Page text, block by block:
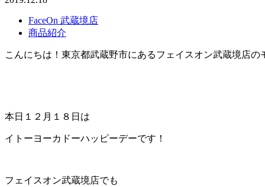
FaceOn 武蔵境店
商品紹介
こんにちは！東京都武蔵野市にあるフェイスオン武蔵境店の
本日１２月１８日は
イトーヨーカドーハッピーデーです！
フェイスオン武蔵境店でも